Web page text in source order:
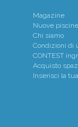
Magazine
Nuove piscine
Chi siamo
Condizioni di
CONTEST
Acquisto
Inserisci la